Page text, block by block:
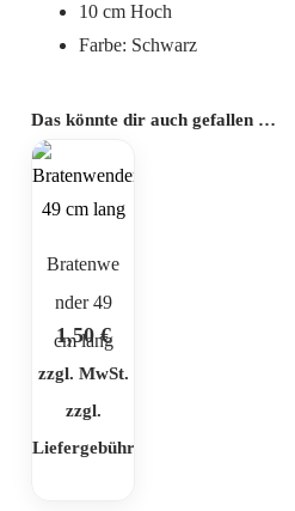
10 cm Hoch
Farbe: Schwarz
Das könnte dir auch gefallen …
Bratenwe
nder 49
cm lang
1,50€
zzgl. MwSt.
zzgl.
Liefergebühr